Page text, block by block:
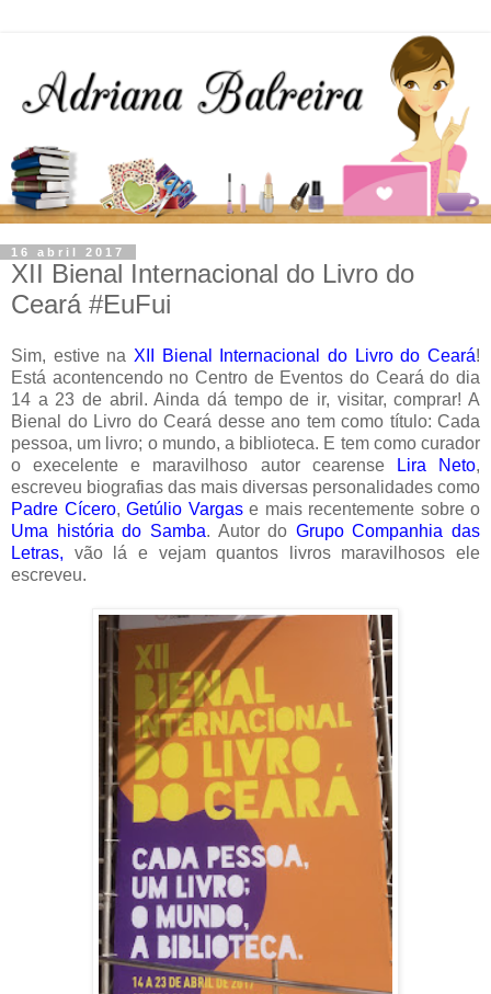
16 abril 2017
XII Bienal Internacional do Livro do
Ceará #EuFui
Sim, estive na XII Bienal Internacional do Livro do Ceará!
Está acontencendo no Centro de Eventos do Ceará do dia
14 a 23 de abril. Ainda dá tempo de ir, visitar, comprar! A
Bienal do Livro do Ceará desse ano tem como título: Cada
pessoa, um livro; o mundo, a biblioteca. E tem como curador
o execelente e maravilhoso autor cearense
Lira Neto,
escreveu biografias das mais diversas personalidades como
Padre Cícero, Getúlio Vargase mais recentemente sobre o
Uma história do Samba. Autor do Grupo Companhia das
Letras, vão lá e vejam quantos livros maravilhosos ele
escreveu.